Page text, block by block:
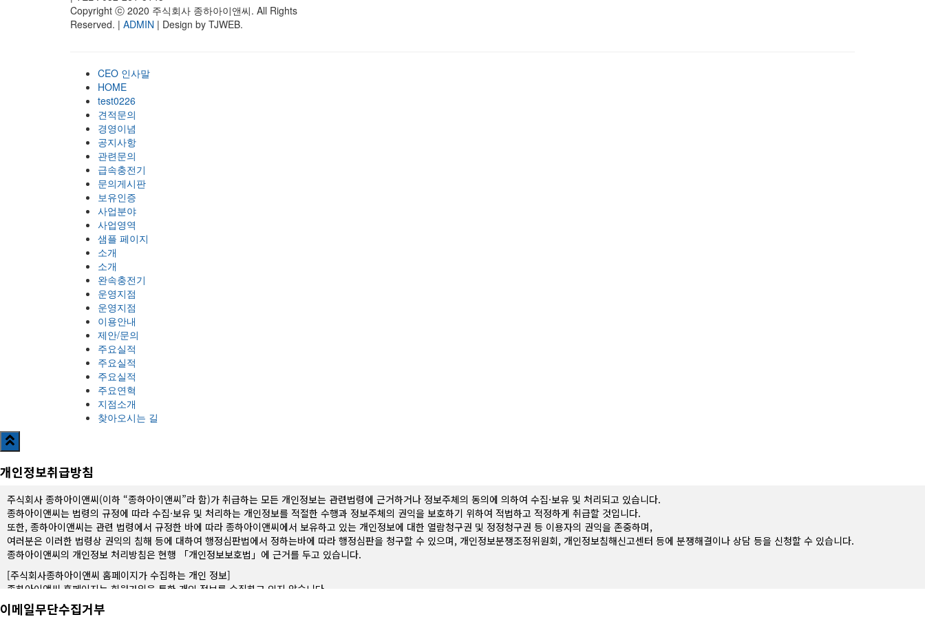
Copyright ⓒ 2020 주식회사 종하아이앤씨. All Rights
Reserved. | ADMIN | Design by TJWEB.
CEO 인사말
HOME
test0226
견적문의
경영이념
공지사항
관련문의
급속충전기
문의게시판
보유인증
사업분야
사업영역
샘플 페이지
소개
소개
완속충전기
운영지점
운영지점
이용안내
제안/문의
주요실적
주요실적
주요실적
주요연혁
지점소개
찾아오시는 길
개인정보취급방침
주식회사 종하아이앤씨(이하 “종하아이앤씨”라 함)가 취급하는 모든 개인정보는 관련법령에 근거하거나 정보주체의 동의에 의하여 수집·보유 및 처리되고 있습니다.
종하아이앤씨는 법령의 규정에 따라 수집·보유 및 처리하는 개인정보를 적절한 수행과 정보주체의 권익을 보호하기 위하여 적법하고 적정하게 취급할 것입니다.
또한, 종하아이앤씨는 관련 법령에서 규정한 바에 따라 종하아이앤씨에서 보유하고 있는 개인정보에 대한 열람청구권 및 정정청구권 등 이용자의 권익을 존중하며,
여러분은 이러한 법령상 권익의 침해 등에 대하여 행정심판법에서 정하는바에 따라 행정심판을 청구할 수 있으며, 개인정보분쟁조정위원회, 개인정보침해신고센터 등에 분쟁해결이나 상담 등을 신청할 수 있습니다.
종하아이앤씨의 개인정보 처리방침은 현행 「개인정보보호법」에 근거를 두고 있습니다.
[주식회사종하아이앤씨 홈페이지가 수집하는 개인 정보]
종하아이앤씨 홈페이지는 회원가입을 통한 개인 정보를 수집하고 있지 않습니다.
‘고객문의(견적문의, 제안/문의, 문의게시판)’의 글쓰기를 이용할 경우 입력하는 개인정보는 ‘정보통신망 이용촉진 등의 법률 제1장 제2조 “개인정보”의 정의에 따라 다음과 같습니다.
이메일무단수집거부